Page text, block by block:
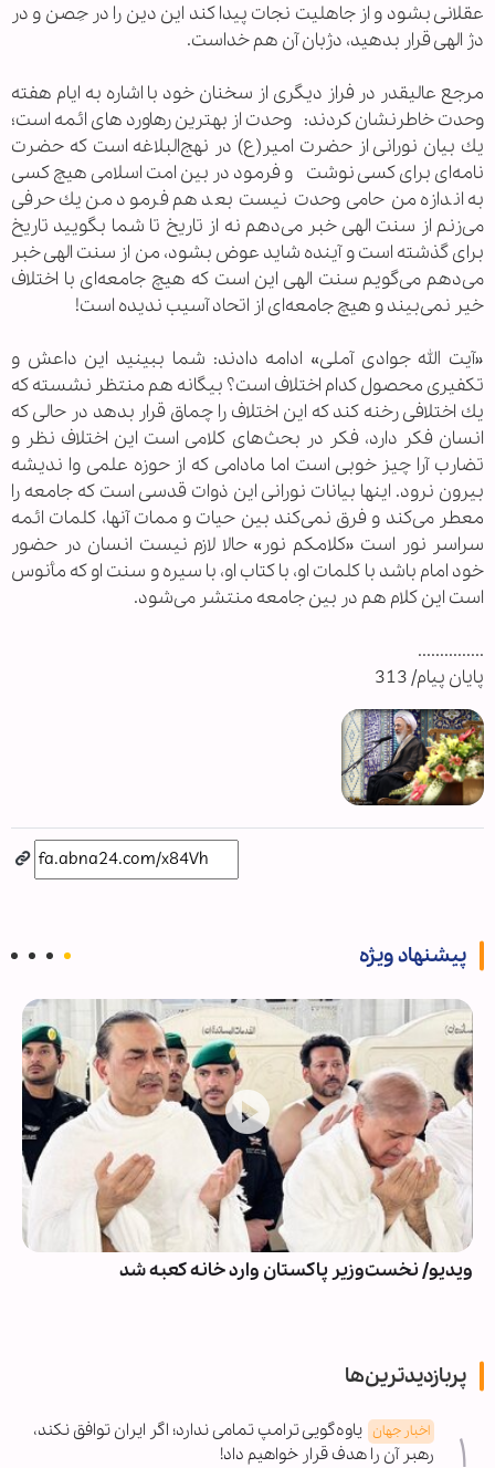
عقلانی بشود و از جاهلیت نجات پیدا كند این دین را در حِصن و در
دژ الهی قرار بدهید، دژبان آن هم خداست.
مرجع عالیقدر در فراز دیگری از سخنان خود با اشاره به ایام هفته
وحدت خاطرنشان کردند: وحدت از بهترین رهاورد های ائمه است؛
یك بیان نورانی از حضرت امیر(ع) در نهج‌البلاغه است كه حضرت
نامه‌ای برای كسی نوشت و فرمود در بین امت اسلامی هیچ كسی
به اندازه من حامی وحدت نیست بعد هم فرمود من یك حرفی
می‌زنم از سنت الهی خبر می‌دهم نه از تاریخ تا شما بگویید تاریخ
برای گذشته است و آینده شاید عوض بشود، من از سنت الهی خبر
می‌دهم می‌گویم سنت الهی این است كه هیچ جامعه‌ای با اختلاف
خیر نمی‌بیند و هیچ جامعه‌ای از اتحاد آسیب ندیده است!
«آیت الله جوادی آملی» ادامه دادند: شما ببینید این داعش و
تكفیری محصول كدام اختلاف است؟ بیگانه هم منتظر نشسته كه
یك اختلافی رخنه كند كه این اختلاف را چماق قرار بدهد در حالی که
انسان فكر دارد، فكر در بحث‌های كلامی است این اختلاف نظر و
تضارب آرا چیز خوبی است اما مادامی كه از حوزه علمی وا ندیشه
بیرون نرود. اینها بیانات نورانی این ذوات قدسی است كه جامعه را
معطر می‌كند و فرق نمی‌كند بین حیات و ممات آنها، كلمات ائمه
سراسر نور است «كلامكم نور» حالا لازم نیست انسان در حضور
خود امام باشد با كلمات او، با كتاب او، با سیره و سنت او كه مأنوس
است این كلام هم در بین جامعه منتشر می‌شود.
...............
پایان پیام/ 313
پیشنهاد ویژه
ویدیو/ نخست‌وزیر پاکستان وارد خانه کعبه شد
پربازدیدترین‌ها
اخبار جهان یاوه‌گویی ترامپ تمامی ندارد؛ اگر ایران توافق نکند،
رهبر آن را هدف قرار خواهیم داد!